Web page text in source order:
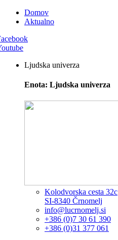
Domov
Aktualno
Ljudska univerza
Enota: Ljudska univerza
Kolodvorska cesta 32c
SI-8340 Črnomelj
info@lucrnomelj.si
+386 (0)7 30 61 390
+386 (0)31 377 061